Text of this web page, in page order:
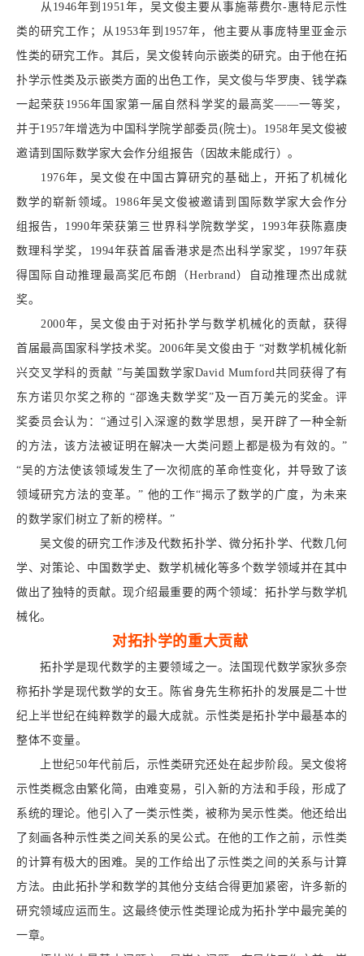
从1946年到1951年，吴文俊主要从事施蒂费尔-惠特尼示性
类的研究工作；从1953年到1957年，他主要从事庞特里亚金示
性类的研究工作。其后，吴文俊转向示嵌类的研究。由于他在拓
扑学示性类及示嵌类方面的出色工作，吴文俊与华罗庚、钱学森
一起荣获1956年国家第一届自然科学奖的最高奖——一等奖，
并于1957年增选为中国科学院学部委员(院士)。1958年吴文俊被
邀请到国际数学家大会作分组报告（因故未能成行）。
1976年，吴文俊在中国古算研究的基础上，开拓了机械化
数学的崭新领域。1986年吴文俊被邀请到国际数学家大会作分
组报告，1990年荣获第三世界科学院数学奖，1993年获陈嘉庚
数理科学奖，1994年获首届香港求是杰出科学家奖，1997年获
得国际自动推理最高奖厄布朗（Herbrand）自动推理杰出成就
奖。
2000年，吴文俊由于对拓扑学与数学机械化的贡献，获得
首届最高国家科学技术奖。2006年吴文俊由于 “对数学机械化新
兴交叉学科的贡献 ”与美国数学家David Mumford共同获得了有
东方诺贝尔奖之称的 “邵逸夫数学奖”及一百万美元的奖金。评
奖委员会认为：“通过引入深邃的数学思想，吴开辟了一种全新
的方法，该方法被证明在解决一大类问题上都是极为有效的。”
“吴的方法使该领域发生了一次彻底的革命性变化，并导致了该
领域研究方法的变革。” 他的工作“揭示了数学的广度，为未来
的数学家们树立了新的榜样。”
吴文俊的研究工作涉及代数拓扑学、微分拓扑学、代数几何
学、对策论、中国数学史、数学机械化等多个数学领域并在其中
做出了独特的贡献。现介绍最重要的两个领域：拓扑学与数学机
械化。
对拓扑学的重大贡献
拓扑学是现代数学的主要领域之一。法国现代数学家狄多奈
称拓扑学是现代数学的女王。陈省身先生称拓扑的发展是二十世
纪上半世纪在纯粹数学的最大成就。示性类是拓扑学中最基本的
整体不变量。
上世纪50年代前后，示性类研究还处在起步阶段。吴文俊将
示性类概念由繁化简，由难变易，引入新的方法和手段，形成了
系统的理论。他引入了一类示性类，被称为吴示性类。他还给出
了刻画各种示性类之间关系的吴公式。在他的工作之前，示性类
的计算有极大的困难。吴的工作给出了示性类之间的关系与计算
方法。由此拓扑学和数学的其他分支结合得更加紧密，许多新的
研究领域应运而生。这最终使示性类理论成为拓扑学中最完美的
一章。